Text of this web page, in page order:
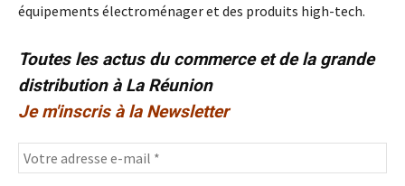
équipements électroménager et des produits high-tech.
Toutes les actus du commerce et de la grande
distribution à La Réunion
Je m'inscris à la Newsletter